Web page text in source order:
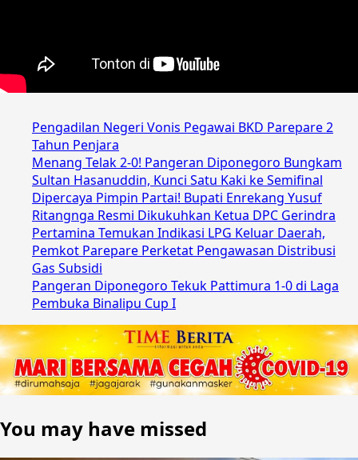
Pengadilan Negeri Vonis Pegawai BKD Parepare 2
Tahun Penjara
Menang Telak 2-0! Pangeran Diponegoro Bungkam
Sultan Hasanuddin, Kunci Satu Kaki ke Semifinal
Dipercaya Pimpin Partai! Bupati Enrekang Yusuf
Ritangnga Resmi Dikukuhkan Ketua DPC Gerindra
Pertamina Temukan Indikasi LPG Keluar Daerah,
Pemkot Parepare Perketat Pengawasan Distribusi
Gas Subsidi
Pangeran Diponegoro Tekuk Pattimura 1-0 di Laga
Pembuka Binalipu Cup I
You may have missed